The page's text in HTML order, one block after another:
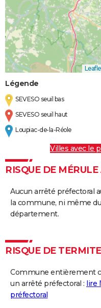
Légende
SEVESO seuil bas
SEVESO seuil haut
Loupiac-de-la-Réole
Villes avec le
RISQUE DE
Aucun arrêté préfectoral
la commune, ni même du
département.
RISQUE DE
Commune entièrement
un arrêté préfectoral : lire
préfectoral